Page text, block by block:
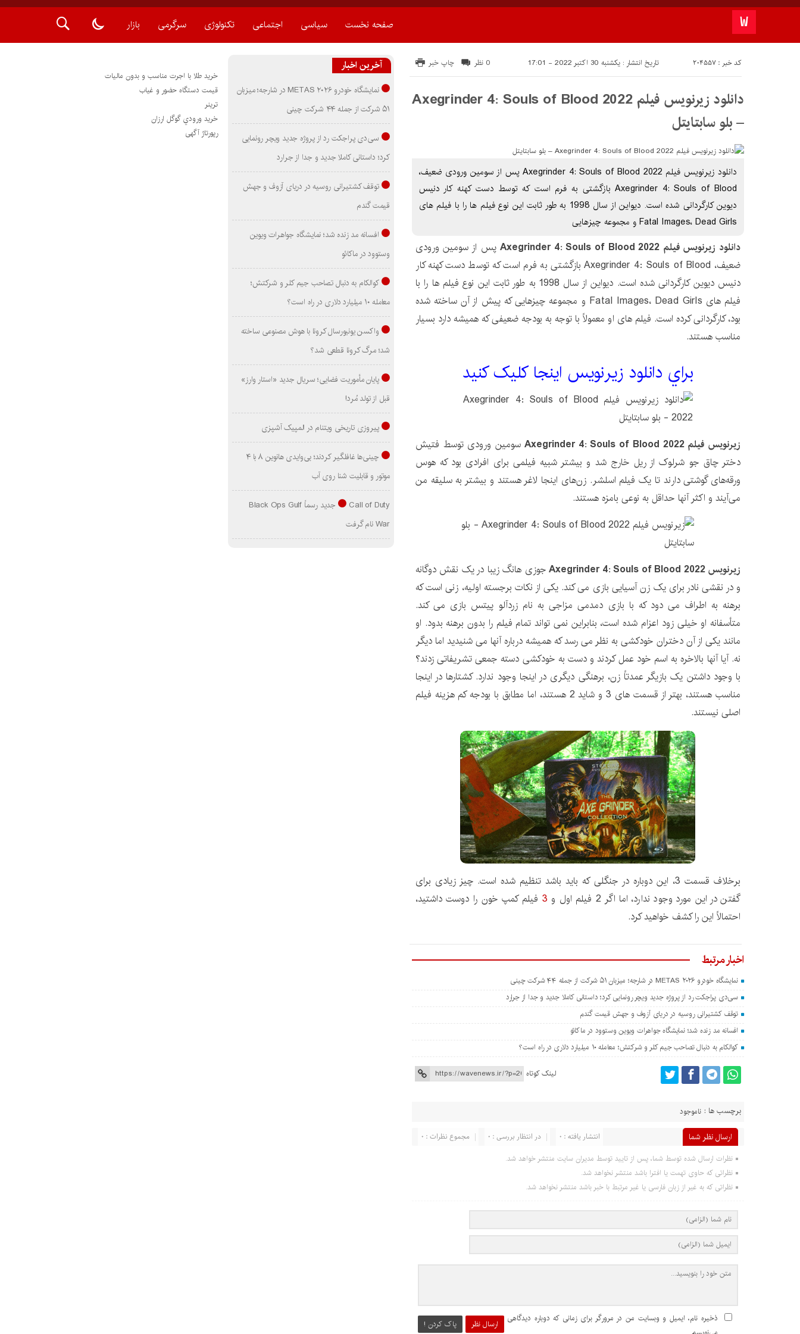
صفحه نخست سیاسی اجتماعی تکنولوژی سرگرمی بازار
تاریخ انتشار : یکشنبه 30 اکتبر 2022 - 17:01 کد خبر : 204557 چاپ خبر 0 نظر
دانلود زیرنویس فیلم Axegrinder 4: Souls of Blood 2022
– بلو سابتايتل
دانلود زیرنویس فیلم Axegrinder 4: Souls of Blood 2022 پس از سومین ورودی ضعیف،
Axegrinder 4: Souls of Blood بازگشتی به فرم است که توسط دست کهنه کار دنیس
دیوین کارگردانی شده است. دیواین از سال 1998 به طور ثابت این نوع فیلم ها را با فیلم های
Fatal Images، Dead Girls و مجموعه چیزهایی
دانلود زیرنویس فیلم Axegrinder 4: Souls of Blood 2022
پس از سومین ورودی
ضعیف، Axegrinder 4: Souls of Blood بازگشتی به فرم است که توسط دست کهنه کار
دنیس دیوین کارگردانی شده است. دیواین از سال 1998 به طور ثابت این نوع فیلم ها را با
فیلم های Fatal Images، Dead Girls و مجموعه چیزهایی که پیش از آن ساخته شده
بود، کارگردانی کرده است. فیلم های او معمولاً با توجه به بودجه ضعیفی که همیشه دارد بسیار
مناسب هستند.
براي دانلود زيرنويس اينجا کليک کنيد
زیرنویس فیلم Axegrinder 4: Souls of Blood 2022
سومین ورودی توسط فتیش
دختر چاق جو شرلوک از ریل خارج شد و بیشتر شبیه فیلمی برای افرادی بود که هوس
ورقه‌های گوشتی دارند تا یک فیلم اسلشر. زن‌های اینجا لاغر هستند و بیشتر به سلیقه من
می‌آیند و اکثر آنها حداقل به نوعی بامزه هستند.
زیرنویس Axegrinder 4: Souls of Blood 2022
جوزی هانگ زیبا در یک نقش دوگانه
و در نقشی نادر برای یک زن آسیایی بازی می کند. یکی از نکات برجسته اولیه، زنی است که
برهنه به اطراف می دود که با بازی دمدمی مزاجی به نام زردآلو پیتس بازی می کند.
متأسفانه او خیلی زود اعزام شده است، بنابراین نمی تواند تمام فیلم را بدون برهنه بدود. او
مانند یکی از آن دختران خودکشی به نظر می رسد که همیشه درباره آنها می شنیدید اما دیگر
نه. آیا آنها بالاخره به اسم خود عمل کردند و دست به خودکشی دسته جمعی تشریفاتی زدند؟
با وجود داشتن یک بازیگر عمدتاً زن، برهنگی دیگری در اینجا وجود ندارد. کشتارها در اینجا
مناسب هستند، بهتر از قسمت های 3 و شاید 2 هستند، اما مطابق با بودجه کم هزینه فیلم
اصلی نیستند.
برخلاف قسمت 3، این دوباره در جنگلی که باید باشد تنظیم شده است. چیز زیادی برای
گفتن در این مورد وجود ندارد، اما اگر 2 فیلم اول و
3 فیلم کمپ خون را دوست داشتید،
احتمالاً این را کشف خواهید کرد.
اخبار مرتبط
نمایشگاه خودرو METAS ۲۰۲۶ در شارجه؛ میزبان ۵۱ شرکت از جمله ۴۴ شرکت چینی
سی‌دی پراجکت رد از پروژه جدید ویچر رونمایی کرد؛ داستانی کاملا جدید و جدا از جرارد
توقف کشتیرانی روسیه در دریای آزوف و جهش قیمت گندم
افسانه مد زنده شد؛ نمایشگاه جواهرات ویوین وستوود در ماکائو
کوالکام به دنبال تصاحب جیم کلر و شرکتش؛ معامله ۱۰ میلیارد دلاری در راه است؟
لینک کوتاه
برچسب ها : ناموجود
ارسال نظر شما مجموع نظرات : 0 در انتظار بررسی : 0 انتشار یافته : 0
نظرات ارسال شده توسط شما، پس از تایید توسط مدیران سایت منتشر خواهد شد.
نظراتی که حاوی تهمت یا افترا باشد منتشر نخواهد شد.
نظراتی که به غیر از زبان فارسی یا غیر مرتبط با خبر باشد منتشر نخواهد شد.
ارسال نظر پاک کردن !
ذخیره نام، ایمیل و وبسایت من در مرورگر برای زمانی که دوباره دیدگاهی
آخرین اخبار
نمایشگاه خودرو METAS ۲۰۲۶ در شارجه؛ میزبان
۵۱ شرکت از جمله ۴۴ شرکت چینی
سی‌دی پراجکت رد از پروژه جدید ویچر رونمایی
کرد؛ داستانی کاملا جدید و جدا از جرارد
توقف کشتیرانی روسیه در دریای آزوف و جهش
قیمت گندم
افسانه مد زنده شد؛ نمایشگاه جواهرات ویوین
وستوود در ماکائو
کوالکام به دنبال تصاحب جیم کلر و شرکتش؛
معامله ۱۰ میلیارد دلاری در راه است؟
واکسن یونیورسال کرونا با هوش مصنوعی ساخته
شد؛ مرگ کرونا قطعی شد؟
پایان مأموریت فضایی؛ سریال جدید «استار وارز»
قبل از تولد مُرد!
پیروزی تاریخی ویتنام در المپیک آشپزی
چینی‌ها غافلگیر کردند؛ بی‌وایدی هانوین ۸ با ۴
موتور و قابلیت شنا روی آب
Call of Duty جدید رسماً Black Ops Gulf
War نام گرفت
خرید طلا با اجرت مناسب و بدون مالیات
قیمت دستگاه حضور و غیاب
ترينر
خريد ورودي گوگل ارزان
رپورتاژ آگهی